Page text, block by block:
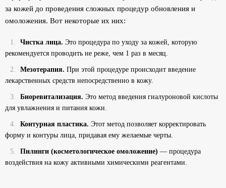
за кожей до проведения сложных процедур обновления и
омоложения. Вот некоторые их них:
Чистка лица. Это процедура по уходу за кожей, которую
рекомендуется проводить не реже, чем 1 раз в месяц.
Мезотерапия. При этой процедуре происходит введение
лекарственных средств непосредственно в кожу.
Биоревитализация. Это метод введения гиалуроновой кислоты
для увлажнения и питания кожи.
Контурная пластика. Этот метод позволяет корректировать
форму и контуры лица, придавая ему желаемые черты.
Пилинги (косметологическое омоложение) — процедура
воздействия на кожу активными химическими реагентами.